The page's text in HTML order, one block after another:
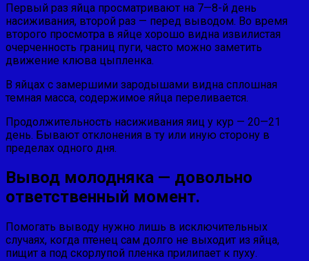
Первый раз яйца просматривают на 7—8-й день
насижива­ния, второй раз — перед выводом. Во время
второго просмотра в яйце хорошо видна извилистая
очерченность границ пуги, часто можно заметить
движение клюва цыпленка.
В яйцах с замершими зародышами видна сплошная
темная масса, содержимое яйца переливается.
Продолжительность насиживания яиц у кур — 20—21
день. Бывают отклонения в ту или иную сторону в
пределах одного дня.
Вывод молодняка — довольно
ответственный момент.
Помогать выводу нужно лишь в исключительных
случаях, когда птенец сам долго не выходит из яйца,
пищит а под скорлупой пленка прилипает к пуху.